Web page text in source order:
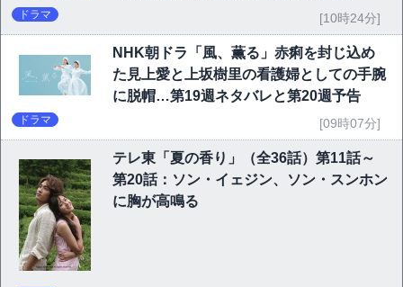
ドラマ [10時24分]
NHK朝ドラ「風、薫る」赤痢を封じ込め
た見上愛と上坂樹里の看護婦としての手腕
に脱帽…第19週ネタバレと第20週予告
ドラマ [09時07分]
テレ東「夏の香り」（全36話）第11話～
第20話：ソン・イェジン、ソン・スンホン
に胸が高鳴る